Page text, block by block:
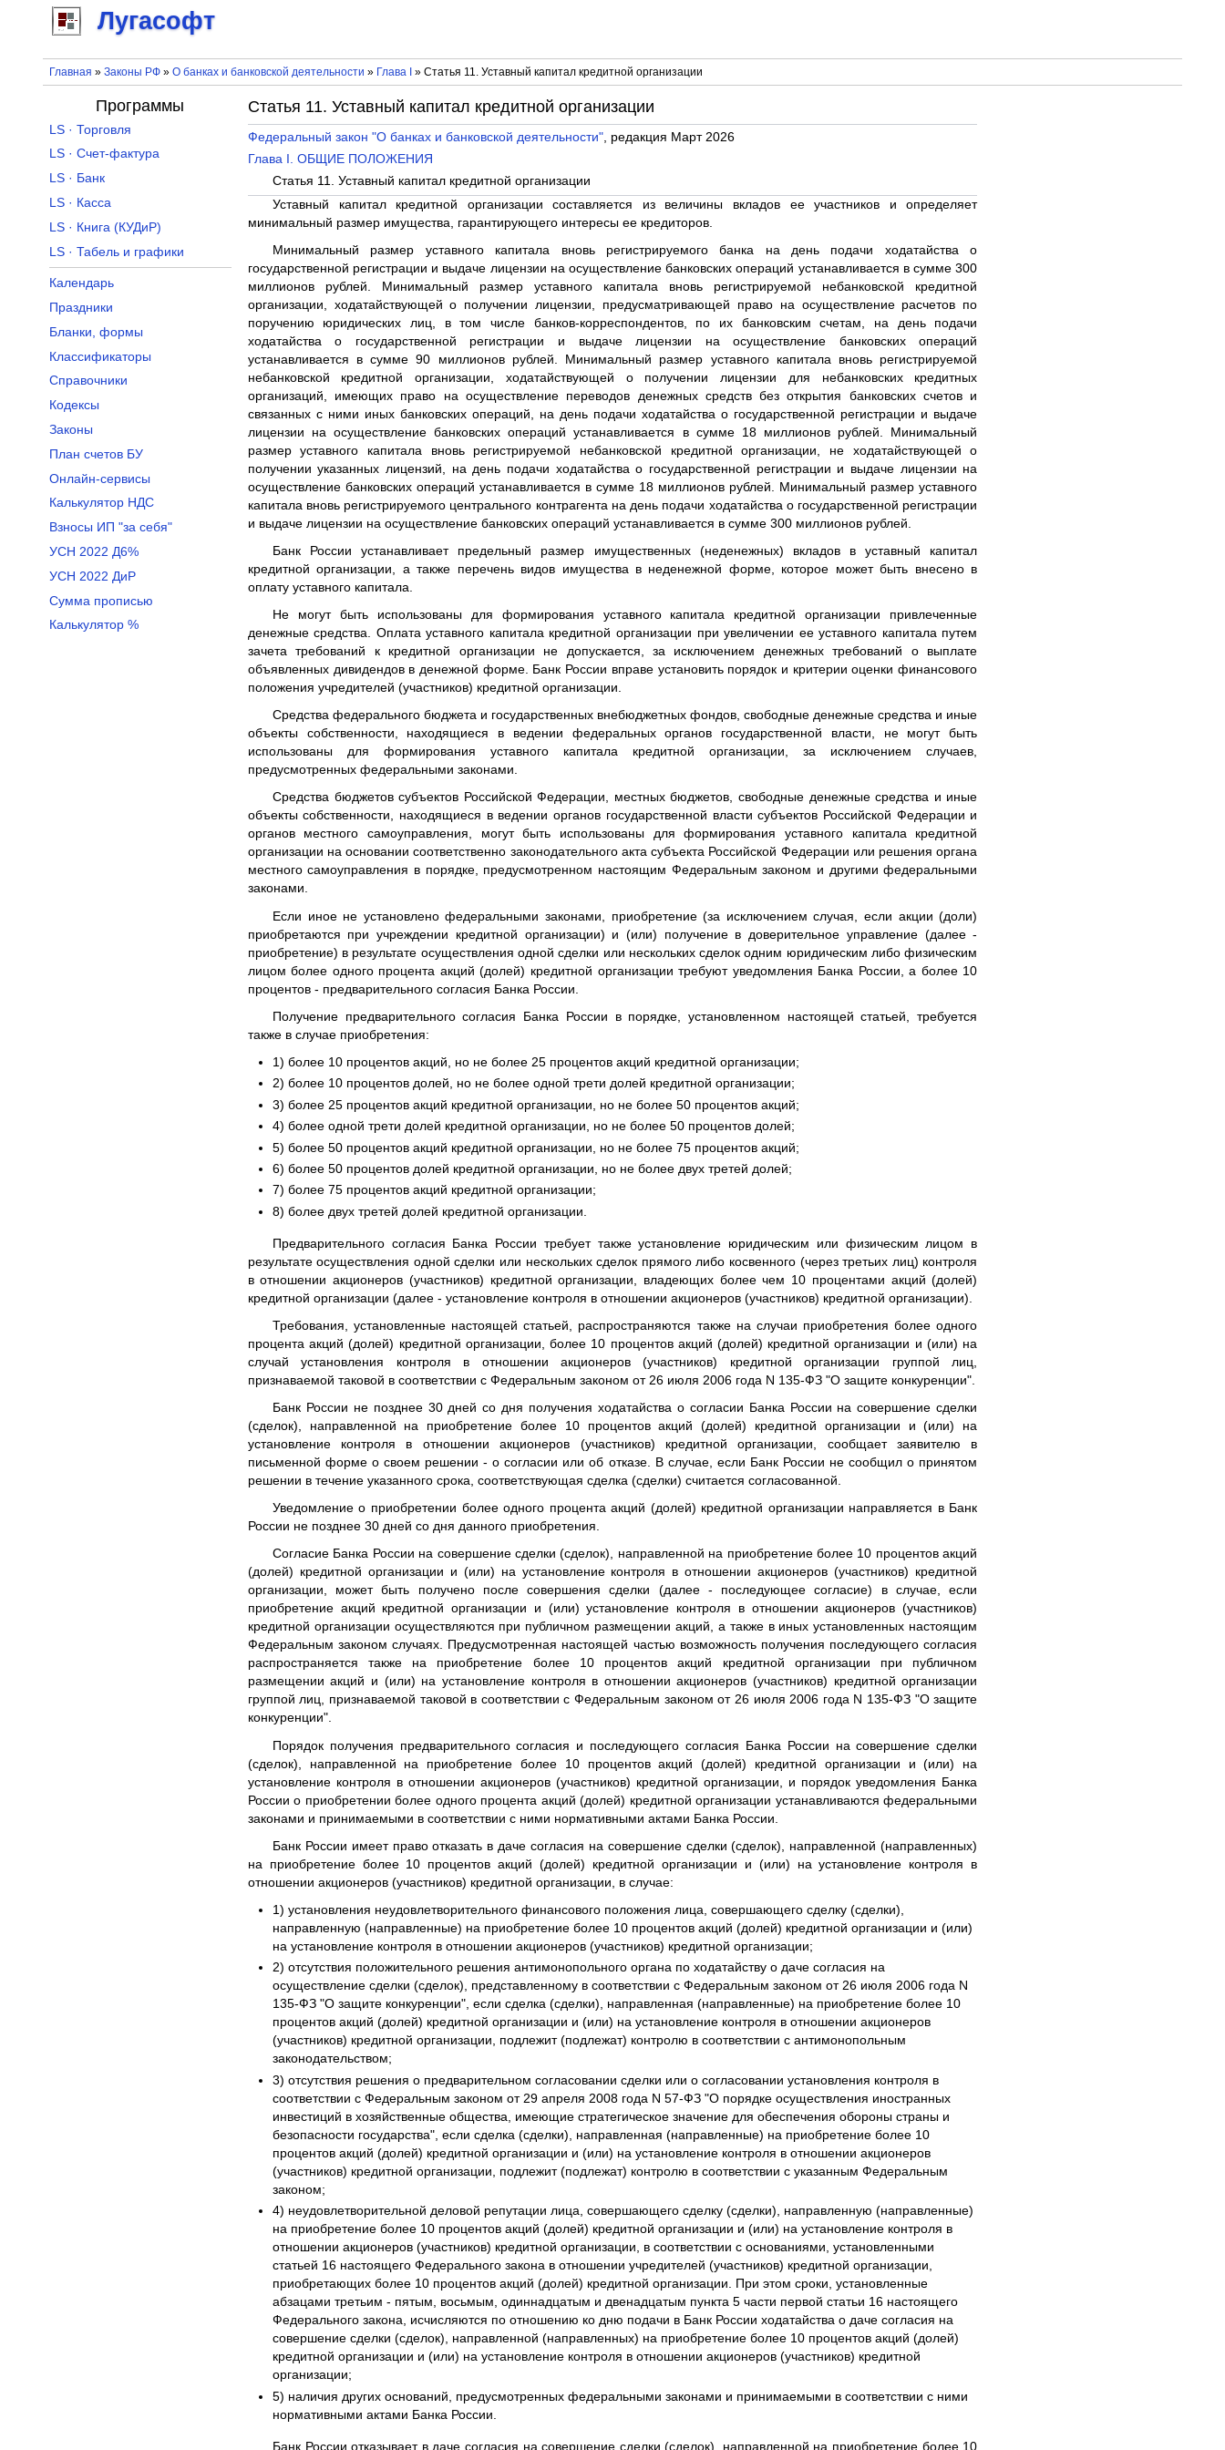
Лугасофт
Главная » Законы РФ» О банках и банковской деятельности » Глава I » Статья 11. Уставный капитал кредитной организации
Статья 11. Уставный капитал кредитной организации
Федеральный закон "О банках и банковской деятельности", редакция Март 2026
Глава I. ОБЩИЕ ПОЛОЖЕНИЯ
Статья 11. Уставный капитал кредитной организации
Уставный капитал кредитной организации составляется из величины вкладов ее участников и определяет
минимальный размер имущества, гарантирующего интересы ее кредиторов.
Минимальный размер уставного капитала вновь регистрируемого банка на день подачи ходатайства о
государственной регистрации и выдаче лицензии на осуществление банковских операций устанавливается в сумме 300
миллионов рублей. Минимальный размер уставного капитала вновь регистрируемой небанковской кредитной
организации, ходатайствующей о получении лицензии, предусматривающей право на осуществление расчетов по
поручению юридических лиц, в том числе банков-корреспондентов, по их банковским счетам, на день подачи
ходатайства о государственной регистрации и выдаче лицензии на осуществление банковских операций
устанавливается в сумме 90 миллионов рублей. Минимальный размер уставного капитала вновь регистрируемой
небанковской кредитной организации, ходатайствующей о получении лицензии для небанковских кредитных
организаций, имеющих право на осуществление переводов денежных средств без открытия банковских счетов и
связанных с ними иных банковских операций, на день подачи ходатайства о государственной регистрации и выдаче
лицензии на осуществление банковских операций устанавливается в сумме 18 миллионов рублей. Минимальный
размер уставного капитала вновь регистрируемой небанковской кредитной организации, не ходатайствующей о
получении указанных лицензий, на день подачи ходатайства о государственной регистрации и выдаче лицензии на
осуществление банковских операций устанавливается в сумме 18 миллионов рублей. Минимальный размер уставного
капитала вновь регистрируемого центрального контрагента на день подачи ходатайства о государственной регистрации
и выдаче лицензии на осуществление банковских операций устанавливается в сумме 300 миллионов рублей.
Банк России устанавливает предельный размер имущественных (неденежных) вкладов в уставный капитал
кредитной организации, а также перечень видов имущества в неденежной форме, которое может быть внесено в
оплату уставного капитала.
Не могут быть использованы для формирования уставного капитала кредитной организации привлеченные
денежные средства. Оплата уставного капитала кредитной организации при увеличении ее уставного капитала путем
зачета требований к кредитной организации не допускается, за исключением денежных требований о выплате
объявленных дивидендов в денежной форме. Банк России вправе установить порядок и критерии оценки финансового
положения учредителей (участников) кредитной организации.
Средства федерального бюджета и государственных внебюджетных фондов, свободные денежные средства и иные
объекты собственности, находящиеся в ведении федеральных органов государственной власти, не могут быть
использованы для формирования уставного капитала кредитной организации, за исключением случаев,
предусмотренных федеральными законами.
Средства бюджетов субъектов Российской Федерации, местных бюджетов, свободные денежные средства и иные
объекты собственности, находящиеся в ведении органов государственной власти субъектов Российской Федерации и
органов местного самоуправления, могут быть использованы для формирования уставного капитала кредитной
организации на основании соответственно законодательного акта субъекта Российской Федерации или решения органа
местного самоуправления в порядке, предусмотренном настоящим Федеральным законом и другими федеральными
законами.
Если иное не установлено федеральными законами, приобретение (за исключением случая, если акции (доли)
приобретаются при учреждении кредитной организации) и (или) получение в доверительное управление (далее -
приобретение) в результате осуществления одной сделки или нескольких сделок одним юридическим либо физическим
лицом более одного процента акций (долей) кредитной организации требуют уведомления Банка России, а более 10
процентов - предварительного согласия Банка России.
Получение предварительного согласия Банка России в порядке, установленном настоящей статьей, требуется
также в случае приобретения:
1) более 10 процентов акций, но не более 25 процентов акций кредитной организации;
2) более 10 процентов долей, но не более одной трети долей кредитной организации;
3) более 25 процентов акций кредитной организации, но не более 50 процентов акций;
4) более одной трети долей кредитной организации, но не более 50 процентов долей;
5) более 50 процентов акций кредитной организации, но не более 75 процентов акций;
6) более 50 процентов долей кредитной организации, но не более двух третей долей;
7) более 75 процентов акций кредитной организации;
8) более двух третей долей кредитной организации.
Предварительного согласия Банка России требует также установление юридическим или физическим лицом в
результате осуществления одной сделки или нескольких сделок прямого либо косвенного (через третьих лиц) контроля
в отношении акционеров (участников) кредитной организации, владеющих более чем 10 процентами акций (долей)
кредитной организации (далее - установление контроля в отношении акционеров (участников) кредитной организации).
Требования, установленные настоящей статьей, распространяются также на случаи приобретения более одного
процента акций (долей) кредитной организации, более 10 процентов акций (долей) кредитной организации и (или) на
случай установления контроля в отношении акционеров (участников) кредитной организации группой лиц,
признаваемой таковой в соответствии с Федеральным законом от 26 июля 2006 года N 135-ФЗ "О защите конкуренции".
Банк России не позднее 30 дней со дня получения ходатайства о согласии Банка России на совершение сделки
(сделок), направленной на приобретение более 10 процентов акций (долей) кредитной организации и (или) на
установление контроля в отношении акционеров (участников) кредитной организации, сообщает заявителю в
письменной форме о своем решении - о согласии или об отказе. В случае, если Банк России не сообщил о принятом
решении в течение указанного срока, соответствующая сделка (сделки) считается согласованной.
Уведомление о приобретении более одного процента акций (долей) кредитной организации направляется в Банк
России не позднее 30 дней со дня данного приобретения.
Согласие Банка России на совершение сделки (сделок), направленной на приобретение более 10 процентов акций
(долей) кредитной организации и (или) на установление контроля в отношении акционеров (участников) кредитной
организации, может быть получено после совершения сделки (далее - последующее согласие) в случае, если
приобретение акций кредитной организации и (или) установление контроля в отношении акционеров (участников)
кредитной организации осуществляются при публичном размещении акций, а также в иных установленных настоящим
Федеральным законом случаях. Предусмотренная настоящей частью возможность получения последующего согласия
распространяется также на приобретение более 10 процентов акций кредитной организации при публичном
размещении акций и (или) на установление контроля в отношении акционеров (участников) кредитной организации
группой лиц, признаваемой таковой в соответствии с Федеральным законом от 26 июля 2006 года N 135-ФЗ "О защите
конкуренции".
Порядок получения предварительного согласия и последующего согласия Банка России на совершение сделки
(сделок), направленной на приобретение более 10 процентов акций (долей) кредитной организации и (или) на
установление контроля в отношении акционеров (участников) кредитной организации, и порядок уведомления Банка
России о приобретении более одного процента акций (долей) кредитной организации устанавливаются федеральными
законами и принимаемыми в соответствии с ними нормативными актами Банка России.
Банк России имеет право отказать в даче согласия на совершение сделки (сделок), направленной (направленных)
на приобретение более 10 процентов акций (долей) кредитной организации и (или) на установление контроля в
отношении акционеров (участников) кредитной организации, в случае:
1) установления неудовлетворительного финансового положения лица, совершающего сделку (сделки),
направленную (направленные) на приобретение более 10 процентов акций (долей) кредитной организации и (или)
на установление контроля в отношении акционеров (участников) кредитной организации;
2) отсутствия положительного решения антимонопольного органа по ходатайству о даче согласия на
осуществление сделки (сделок), представленному в соответствии с Федеральным законом от 26 июля 2006 года N
135-ФЗ "О защите конкуренции", если сделка (сделки), направленная (направленные) на приобретение более 10
процентов акций (долей) кредитной организации и (или) на установление контроля в отношении акционеров
(участников) кредитной организации, подлежит (подлежат) контролю в соответствии с антимонопольным
законодательством;
3) отсутствия решения о предварительном согласовании сделки или о согласовании установления контроля в
соответствии с Федеральным законом от 29 апреля 2008 года N 57-ФЗ "О порядке осуществления иностранных
инвестиций в хозяйственные общества, имеющие стратегическое значение для обеспечения обороны страны и
безопасности государства", если сделка (сделки), направленная (направленные) на приобретение более 10
процентов акций (долей) кредитной организации и (или) на установление контроля в отношении акционеров
(участников) кредитной организации, подлежит (подлежат) контролю в соответствии с указанным Федеральным
законом;
4) неудовлетворительной деловой репутации лица, совершающего сделку (сделки), направленную (направленные)
на приобретение более 10 процентов акций (долей) кредитной организации и (или) на установление контроля в
отношении акционеров (участников) кредитной организации, в соответствии с основаниями, установленными
статьей 16 настоящего Федерального закона в отношении учредителей (участников) кредитной организации,
приобретающих более 10 процентов акций (долей) кредитной организации. При этом сроки, установленные
абзацами третьим - пятым, восьмым, одиннадцатым и двенадцатым пункта 5 части первой статьи 16 настоящего
Федерального закона, исчисляются по отношению ко дню подачи в Банк России ходатайства о даче согласия на
совершение сделки (сделок), направленной (направленных) на приобретение более 10 процентов акций (долей)
кредитной организации и (или) на установление контроля в отношении акционеров (участников) кредитной
организации;
5) наличия других оснований, предусмотренных федеральными законами и принимаемыми в соответствии с ними
нормативными актами Банка России.
Банк России отказывает в даче согласия на совершение сделки (сделок), направленной на приобретение более 10
Программы
LS · Торговля
LS · Счет-фактура
LS · Банк
LS · Касса
LS · Книга (КУДиР)
LS · Табель и графики
Календарь
Праздники
Бланки, формы
Классификаторы
Справочники
Кодексы
Законы
План счетов БУ
Онлайн-сервисы
Калькулятор НДС
Взносы ИП "за себя"
УСН 2022 Д6%
УСН 2022 ДиР
Сумма прописью
Калькулятор %